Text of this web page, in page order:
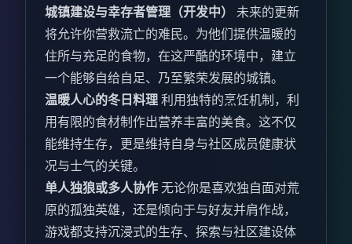
城镇建设与幸存者管理（开发中）
未来的更新
将允许你营救流亡的难民。为他们提供温暖的
住所与充足的食物，在这严酷的环境中，建立
一个能够自给自足、乃至繁荣发展的城镇。
温暖人心的冬日料理利用独特的烹饪机制，利
用有限的食材制作出营养丰富的美食。这不仅
能维持生存，更是维持自身与社区成员健康状
况与士气的关键。
单人独狼或多人协作无论你是喜欢独自面对荒
原的孤独英雄，还是倾向于与好友并肩作战，
游戏都支持沉浸式的生存、探索与社区建设体